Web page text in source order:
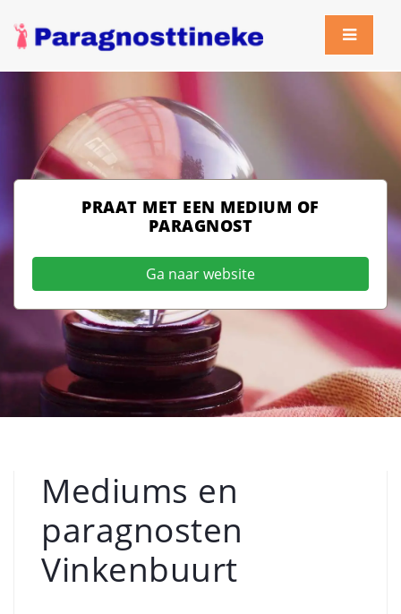
PRAAT MET EEN MEDIUM OF
PARAGNOST
Ga naar website
Mediums en
paragnosten
Vinkenbuurt